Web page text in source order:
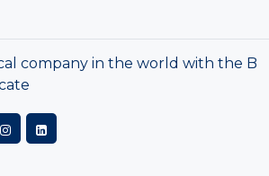
company in the world with the B